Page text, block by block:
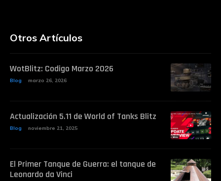
Otros Artículos
WotBlitz: Codigo Marzo 2026
Blog marzo 26, 2026
Actualización 5.11 de World of Tanks Blitz
Blog noviembre 21, 2025
El Primer Tanque de Guerra: el tanque de
Leonardo da Vinci